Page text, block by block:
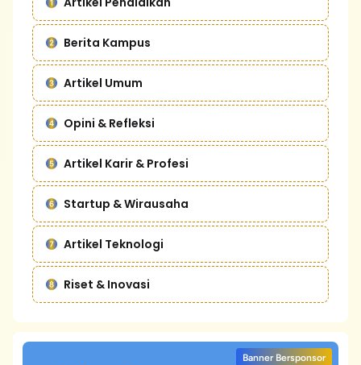
Berita Kampus
Artikel Umum
Opini & Refleksi
Artikel Karir & Profesi
Startup & Wirausaha
Artikel Teknologi
Riset & Inovasi
Banner Bersponsor